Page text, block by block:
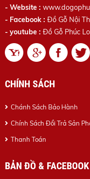
- Website :
- Facebook : Đồ Gỗ Nội
- youtube : Đồ Gỗ Phúc
CHÍNH SÁCH
Chánh Sách Bảo Hành
Chính Sách Đổi Trả Sản
Thanh Toán
BẢN ĐỒ &